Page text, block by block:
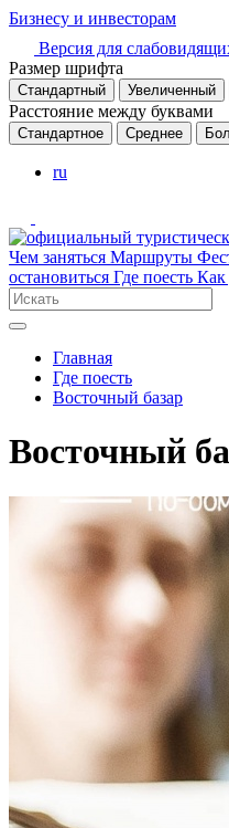
Бизнесу и инвесторам
Версия для
Размер шрифта
Стандартный Увеличенный
Расстояние между буквами
Стандартное Среднее
ru
Чем заняться Маршруты
остановиться Где поесть Как
Главная
Где поесть
Восточный базар
Восточный